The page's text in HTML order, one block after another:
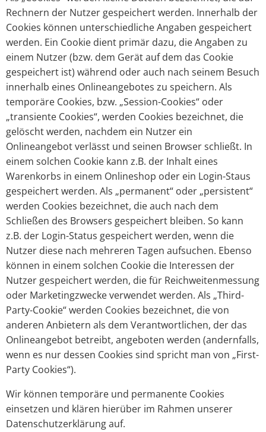
Rechnern der Nutzer gespeichert werden. Innerhalb der
Cookies können unterschiedliche Angaben gespeichert
werden. Ein Cookie dient primär dazu, die Angaben zu
einem Nutzer (bzw. dem Gerät auf dem das Cookie
gespeichert ist) während oder auch nach seinem Besuch
innerhalb eines Onlineangebotes zu speichern. Als
temporäre Cookies, bzw. „Session-Cookies“ oder
„transiente Cookies“, werden Cookies bezeichnet, die
gelöscht werden, nachdem ein Nutzer ein
Onlineangebot verlässt und seinen Browser schließt. In
einem solchen Cookie kann z.B. der Inhalt eines
Warenkorbs in einem Onlineshop oder ein Login-Staus
gespeichert werden. Als „permanent“ oder „persistent“
werden Cookies bezeichnet, die auch nach dem
Schließen des Browsers gespeichert bleiben. So kann
z.B. der Login-Status gespeichert werden, wenn die
Nutzer diese nach mehreren Tagen aufsuchen. Ebenso
können in einem solchen Cookie die Interessen der
Nutzer gespeichert werden, die für Reichweitenmessung
oder Marketingzwecke verwendet werden. Als „Third-
Party-Cookie“ werden Cookies bezeichnet, die von
anderen Anbietern als dem Verantwortlichen, der das
Onlineangebot betreibt, angeboten werden (andernfalls,
wenn es nur dessen Cookies sind spricht man von „First-
Party Cookies“).
Wir können temporäre und permanente Cookies
einsetzen und klären hierüber im Rahmen unserer
Datenschutzerklärung auf.